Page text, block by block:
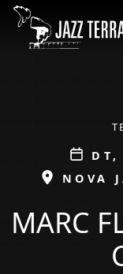
Vés al contingut
Data
ESPAI
NOVA
MARC